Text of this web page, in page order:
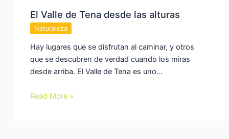
El Valle de Tena desde las alturas
Naturaleza
Hay lugares que se disfrutan al caminar, y otros
que se descubren de verdad cuando los miras
desde arriba. El Valle de Tena es uno…
Read More »